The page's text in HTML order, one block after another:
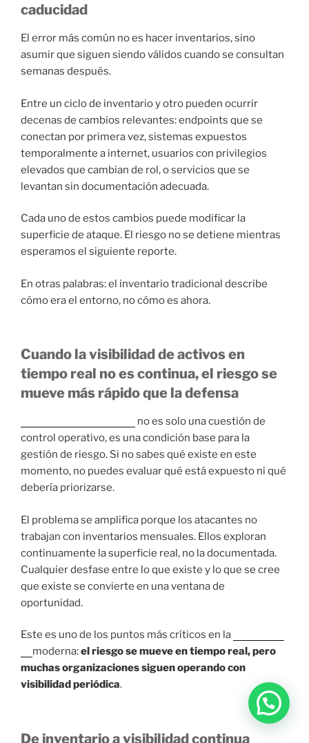
caducidad
El error más común no es hacer inventarios, sino
asumir que siguen siendo válidos cuando se consultan
semanas después.
Entre un ciclo de inventario y otro pueden ocurrir
decenas de cambios relevantes: endpoints que se
conectan por primera vez, sistemas expuestos
temporalmente a internet, usuarios con privilegios
elevados que cambian de rol, o servicios que se
levantan sin documentación adecuada.
Cada uno de estos cambios puede modificar la
superficie de ataque. El riesgo no se detiene mientras
esperamos el siguiente reporte.
En otras palabras: el inventario tradicional describe
cómo era el entorno, no cómo es ahora.
Cuando la visibilidad de activos en
tiempo real no es continua, el riesgo se
mueve más rápido que la defensa
no es solo una cuestión de
control operativo, es una condición base para la
gestión de riesgo. Si no sabes qué existe en este
momento, no puedes evaluar qué está expuesto ni qué
debería priorizarse.
El problema se amplifica porque los atacantes no
trabajan con inventarios mensuales. Ellos exploran
continuamente la superficie real, no la documentada.
Cualquier desfase entre lo que existe y lo que se cree
que existe se convierte en una ventana de
oportunidad.
Este es uno de los puntos más críticos en la
moderna:el riesgo se mueve en tiempo real, pero
muchas organizaciones siguen operando con
visibilidad periódica.
De inventario a visibilidad continua